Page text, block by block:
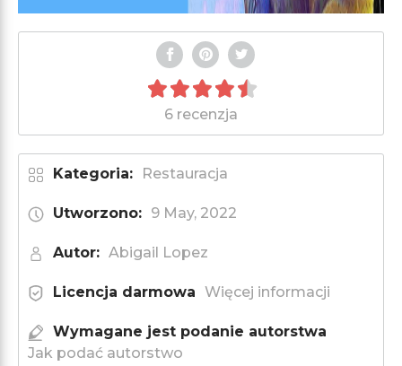
6 recenzja
Kategoria: Restauracja
Utworzono: 9 May, 2022
Autor: Abigail Lopez
Licencja darmowa Więcej informacji
Wymagane jest podanie autorstwa
Jak podać autorstwo